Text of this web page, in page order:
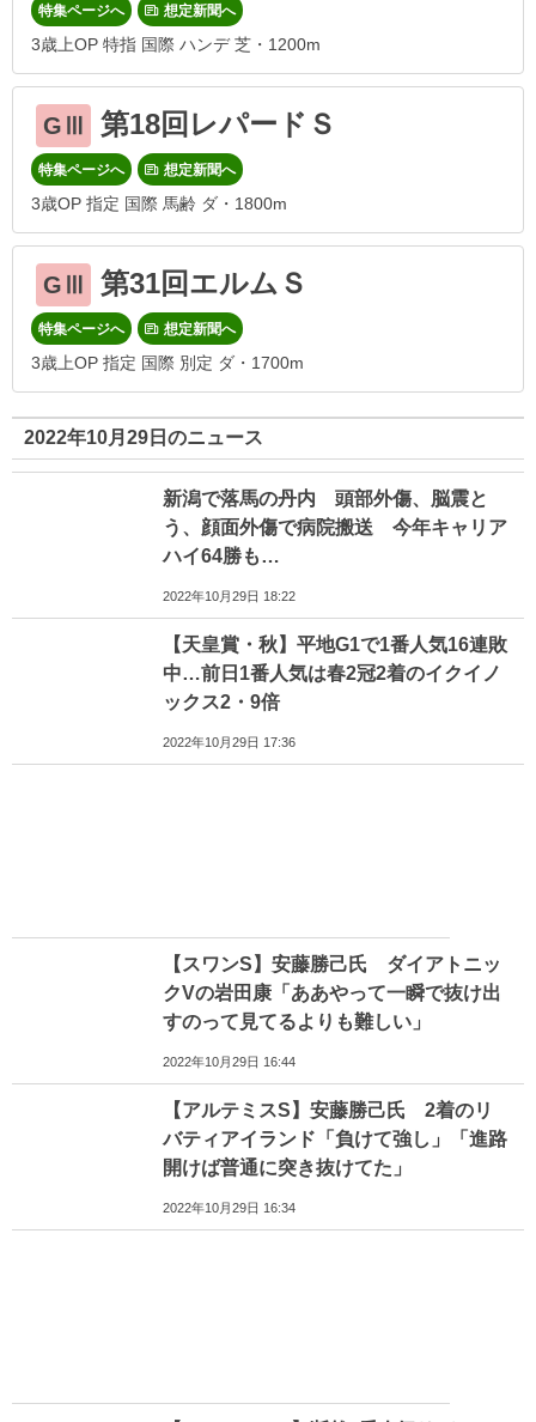
特集ページへ 想定新聞へ
3歳上OP 特指 国際 ハンデ 芝・1200m
GⅢ 第18回レパードＳ
特集ページへ 想定新聞へ
3歳OP 指定 国際 馬齢 ダ・1800m
GⅢ 第31回エルムＳ
特集ページへ 想定新聞へ
3歳上OP 指定 国際 別定 ダ・1700m
2022年10月29日のニュース
新潟で落馬の丹内 頭部外傷、脳震と
う、顔面外傷で病院搬送 今年キャリア
ハイ64勝も…
2022年10月29日 18:22
【天皇賞・秋】平地G1で1番人気16連敗
中…前日1番人気は春2冠2着のイクイノ
ックス2・9倍
2022年10月29日 17:36
【スワンS】安藤勝己氏 ダイアトニッ
クVの岩田康「ああやって一瞬で抜け出
すのって見てるよりも難しい」
2022年10月29日 16:44
【アルテミスS】安藤勝己氏 2着のリ
バティアイランド「負けて強し」「進路
開けば普通に突き抜けてた」
2022年10月29日 16:34